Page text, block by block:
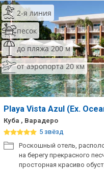
2-я линия
песок
до пляжа 200 м
от аэропорта 20 км
Playa Vista Azul (Ex.
Куба , Варадеро
5 звёзд
Роскошный отель,
на берегу прекрасного
просторная красиво